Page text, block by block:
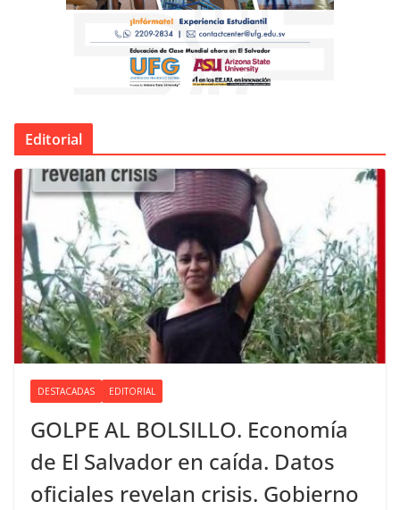
Editorial
DESTACADAS EDITORIAL
GOLPE AL BOLSILLO. Economía
de El Salvador en caída. Datos
oficiales revelan crisis. Gobierno